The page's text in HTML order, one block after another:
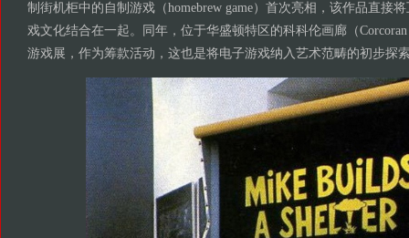
制街机柜中的自制游戏（homebrew game）首次亮相，该作品直接
戏文化结合在一起。同年，位于华盛顿特区的科科伦画廊（
游戏展，作为筹款活动，这也是将电子游戏纳入艺术范畴的初步探